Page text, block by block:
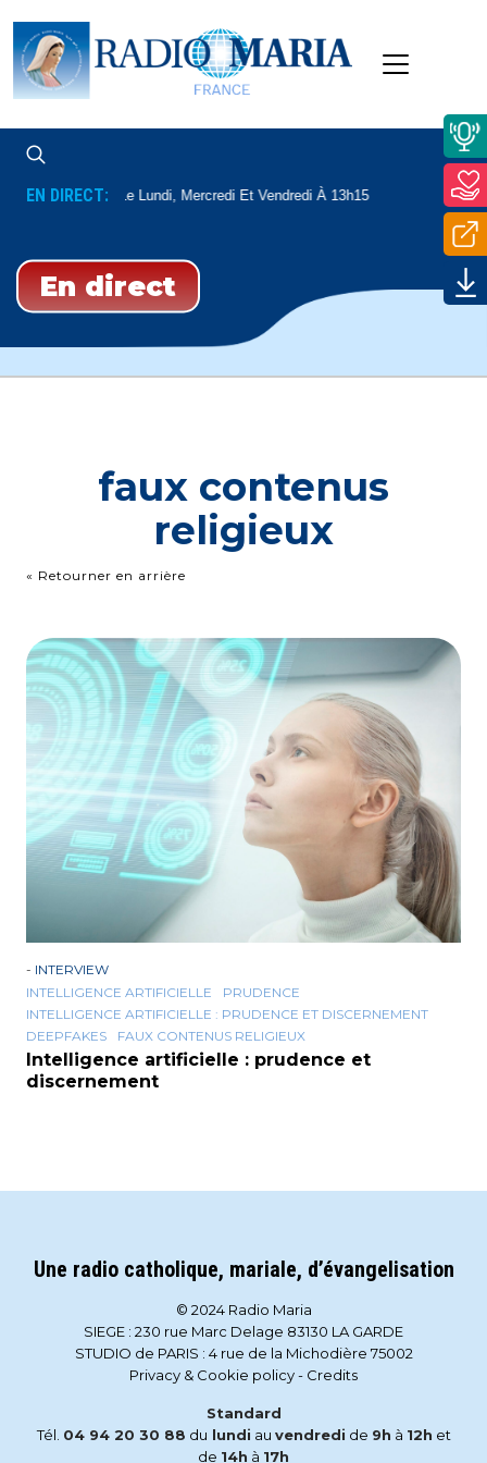
EN DIRECT:
Dédicaces Le Lundi, Mercredi Et Vendredi À 13h15
En direct
faux contenus
religieux
« Retourner en arrière
- INTERVIEW
INTELLIGENCE ARTIFICIELLE
PRUDENCE
INTELLIGENCE ARTIFICIELLE : PRUDENCE ET DISCERNEMENT
DEEPFAKES
FAUX CONTENUS RELIGIEUX
Intelligence artificielle : prudence et
discernement
Une radio catholique, mariale, d’évangelisation
© 2024 Radio Maria
SIEGE : 230 rue Marc Delage 83130 LA GARDE
STUDIO de PARIS : 4 rue de la Michodière 75002
Privacy & Cookie policy- Credits
Standard
Tél. 04 94 20 30 88 du lundi au vendredi de 9h à 12h et
de 14h à 17h